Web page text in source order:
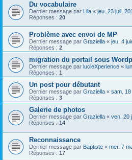
Du vocabulaire
Dernier message par Lila « jeu. 23 juil.
Réponses : 20
Problème avec envoi de MP
Dernier message par Graziella « jeu. 4
Réponses : 2
migration du portail sous
Dernier message par lucieXperience «
Réponses : 1
Un post pour débutant
Dernier message par Graziella « sam.
Réponses : 3
Galerie de photos
Dernier message par Graziella « ven. 20
Réponses : 14
Reconnaissance
Dernier message par Baptiste « mer. 7
Réponses : 17